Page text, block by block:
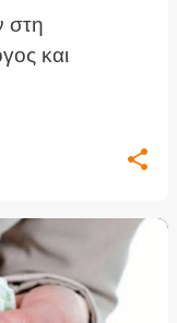
στη
και